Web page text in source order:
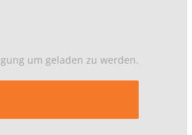
um geladen zu werden.